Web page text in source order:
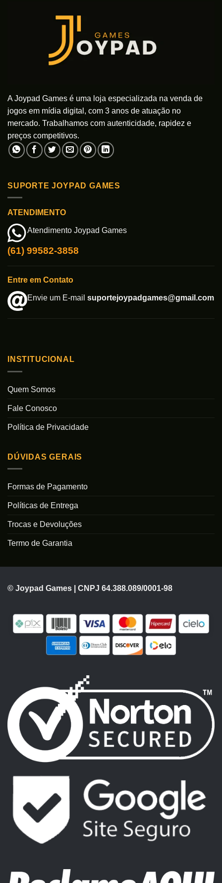
na
página
A Joypad Games é uma loja especializada na venda de
jogos em mídia digital, com 3 anos de atuação no
mercado. Trabalhamos com autenticidade, rapidez e
preços competitivos.
SUPORTE JOYPAD GAMES
ATENDIMENTO
Atendimento Joypad Games
(61) 99582-3858
Entre em Contato
Envie um E-mail suportejoypadgames@gmail.com
INSTITUCIONAL
Quem Somos
Fale Conosco
Política de Privacidade
DÚVIDAS GERAIS
Formas de Pagamento
Políticas de Entrega
Trocas e Devoluções
Termo de Garantia
© Joypad Games | CNPJ 64.388.089/0001-98